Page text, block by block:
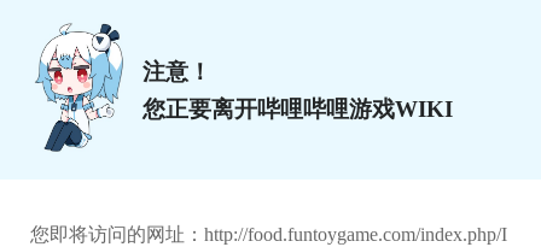
注意！
您正要离开哔哩哔哩游戏WIKI
您即将访问的网址： http://food.funtoygame.com/index.php/I